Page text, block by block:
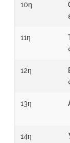
10η
11η
12η
13η
14η